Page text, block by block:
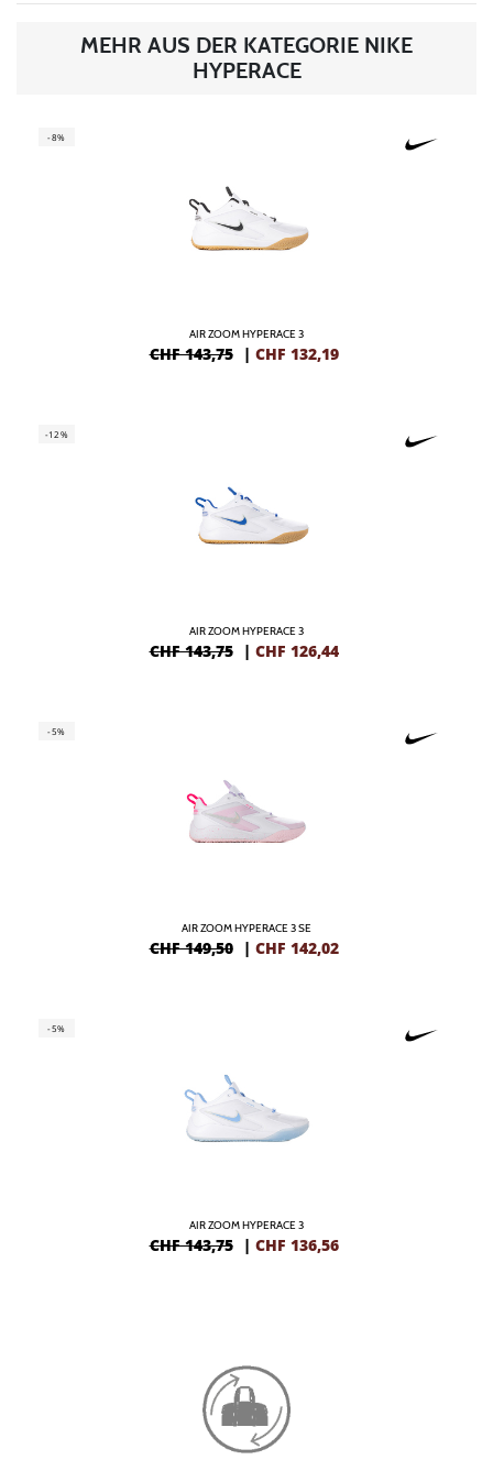
MEHR AUS DER KATEGORIE NIKE
HYPERACE
-8%
AIR ZOOM HYPERACE 3
CHF 143,75 | CHF 132,19
-12%
AIR ZOOM HYPERACE 3
CHF 143,75 | CHF 126,44
-5%
AIR ZOOM HYPERACE 3 SE
CHF 149,50 | CHF 142,02
-5%
AIR ZOOM HYPERACE 3
CHF 143,75 | CHF 136,56